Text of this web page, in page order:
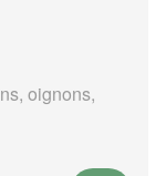
oignons,